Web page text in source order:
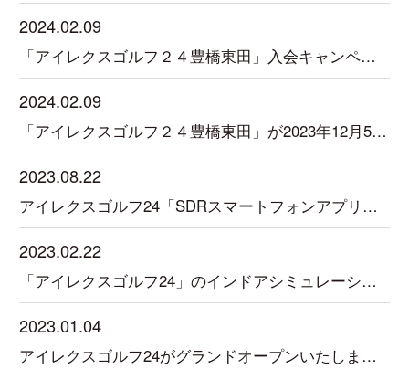
2024.02.09
「アイレクスゴルフ２４豊橋東田」入会キャンペーン実施中！
2024.02.09
「アイレクスゴルフ２４豊橋東田」が2023年12月5日オープンしました。
2023.08.22
アイレクスゴルフ24「SDRスマートフォンアプリ」が新登場！
2023.02.22
「アイレクスゴルフ24」のインドアシミュレーションゴルフに平尾カントリークラブ18ホール搭載。3月1日よりラウンド開始！
2023.01.04
アイレクスゴルフ24がグランドオープンいたしました。